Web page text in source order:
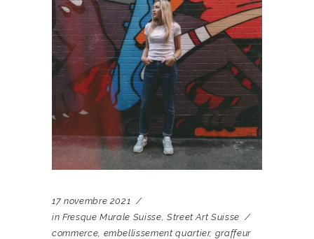
17 novembre 2021
in Fresque Murale Suisse Street Art Suisse
commerce embellissement quartier, graffeur